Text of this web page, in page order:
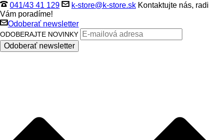
041/43 41 129 k-store@k-store.sk Kontaktujte nás, radi
Vám poradíme!
Odoberať newsletter
ODOBERAJTE NOVINKY